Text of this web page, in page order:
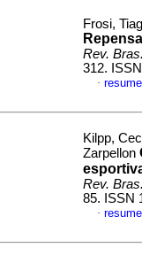
Frosi,
Rev.
312.
·
Kilpp,
Zarpellon
Rev.
85. ISSN
·